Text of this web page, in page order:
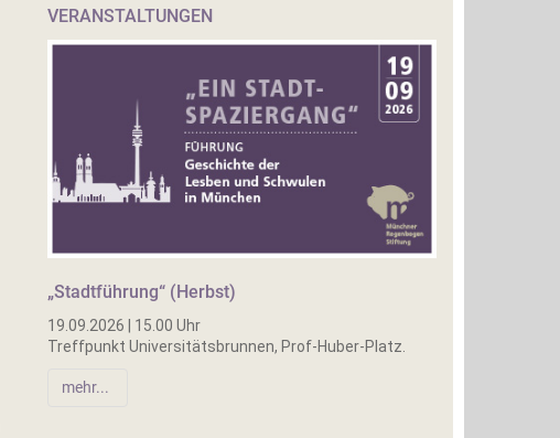
VERANSTALTUNGEN
„Stadtführung“ (Herbst)
19.09.2026 | 15.00 Uhr
Treffpunkt Universitätsbrunnen, Prof-Huber-Platz.
mehr...